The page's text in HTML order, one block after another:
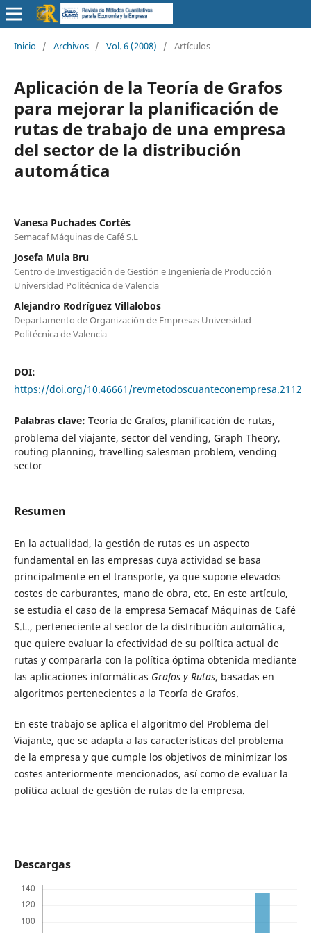
Inicio / Archivos / Vol. 6 (2008) / Artículos
Aplicación de la Teoría de Grafos
para mejorar la planificación de
rutas de trabajo de una empresa
del sector de la distribución
automática
Vanesa Puchades Cortés
Semacaf Máquinas de Café S.L
Josefa Mula Bru
Centro de Investigación de Gestión e Ingeniería de Producción
Universidad Politécnica de Valencia
Alejandro Rodríguez Villalobos
Departamento de Organización de Empresas Universidad
Politécnica de Valencia
DOI:
https://doi.org/10.46661/revmetodoscuanteconempresa.2112
Palabras clave: Teoría de Grafos, planificación de rutas,
problema del viajante, sector del vending, Graph Theory,
routing planning, travelling salesman problem, vending
sector
Resumen
En la actualidad, la gestión de rutas es un aspecto
fundamental en las empresas cuya actividad se basa
principalmente en el transporte, ya que supone elevados
costes de carburantes, mano de obra, etc. En este artículo,
se estudia el caso de la empresa Semacaf Máquinas de Café
S.L., perteneciente al sector de la distribución automática,
que quiere evaluar la efectividad de su política actual de
rutas y compararla con la política óptima obtenida mediante
las aplicaciones informáticas Grafos y Rutas, basadas en
algoritmos pertenecientes a la Teoría de Grafos.
En este trabajo se aplica el algoritmo del Problema del
Viajante, que se adapta a las características del problema
de la empresa y que cumple los objetivos de minimizar los
costes anteriormente mencionados, así como de evaluar la
política actual de gestión de rutas de la empresa.
Descargas